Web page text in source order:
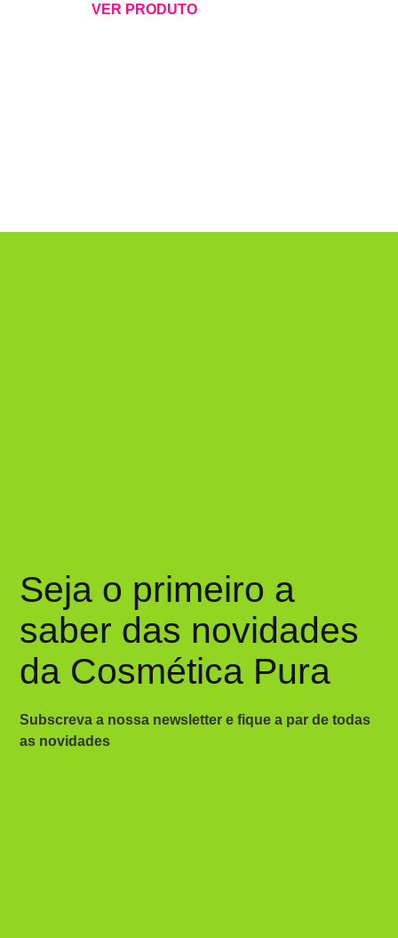
VER PRODUTO
Seja o primeiro a
saber das novidades
da Cosmética Pura
Subscreva a nossa newsletter e fique a par de todas
as novidades